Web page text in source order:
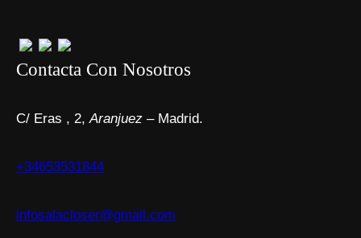
Contacta Con Nosotros
C/ Eras , 2,Aranjuez – Madrid.
+34653531844
infosalacloser@gmail.com